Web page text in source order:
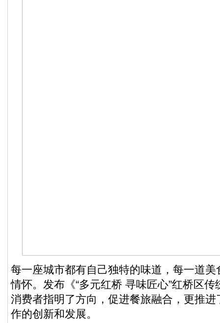
每一座城市都有自己独特的味道，每一道
情怀。发布《“多元红桥 寻味匠心”红桥区
消费者指明了方向，促进餐旅融合，更推
作的创新和发展。